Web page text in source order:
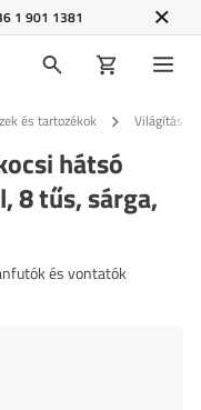
1 901 1381
és tartozékok Világítás
hátsó
8 tűs, sárga,
és vontatók